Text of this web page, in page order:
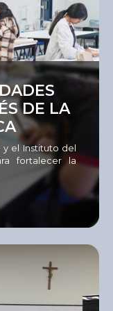
DE LA
y el Instituto del
fortalecer la
Provincial de
del Sur
capacitación
de
adultos y
o